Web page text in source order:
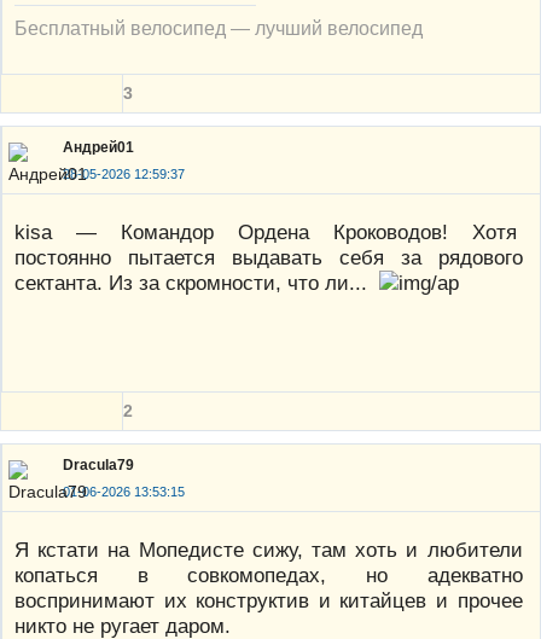
Бесплатный велосипед — лучший велосипед
3
Андрей01
28-05-2026 12:59:37
kisa — Командор Ордена Кроководов! Хотя
постоянно пытается выдавать себя за рядового
сектанта. Из за скромности, что ли...
2
Dracula79
01-06-2026 13:53:15
Я кстати на Мопедисте сижу, там хоть и любители
копаться в совкомопедах, но адекватно
воспринимают их конструктив и китайцев и прочее
никто не ругает даром.